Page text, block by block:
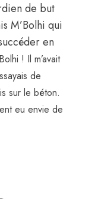
de but
M’Bolhi qui
en
! Il m’avait
de
sur le béton.
eu envie de